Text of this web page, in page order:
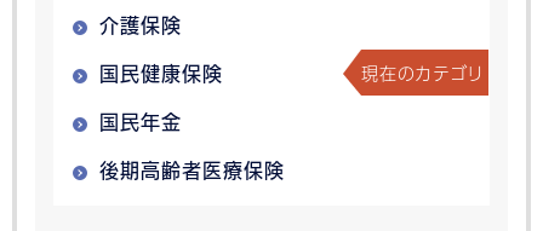
介護保険
国民健康保険 現在のカテゴリ
国民年金
後期高齢者医療保険